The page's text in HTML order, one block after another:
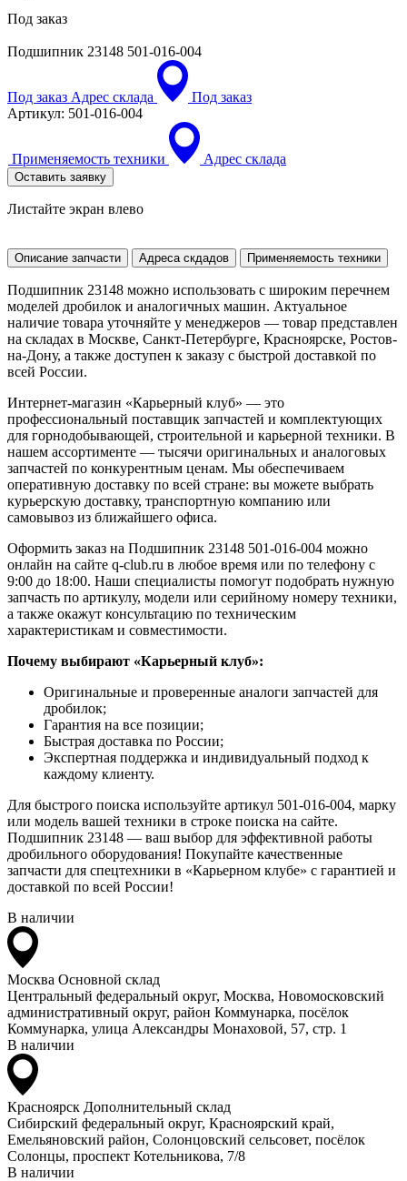
Под заказ
Подшипник 23148 501-016-004
Под заказ Адрес склада
Под заказ
Артикул: 501-016-004
Применяемость техники Адрес склада
Оставить заявку
Листайте экран влево
Описание запчасти Адреса скдадов Применяемость техники
Подшипник 23148 можно использовать с широким перечнем
моделей дробилок и аналогичных машин. Актуальное
наличие товара уточняйте у менеджеров — товар представлен
на складах в Москве, Санкт-Петербурге, Красноярске, Ростов-
на-Дону, а также доступен к заказу с быстрой доставкой по
всей России.
Интернет-магазин «Карьерный клуб» — это
профессиональный поставщик запчастей и комплектующих
для горнодобывающей, строительной и карьерной техники. В
нашем ассортименте — тысячи оригинальных и аналоговых
запчастей по конкурентным ценам. Мы обеспечиваем
оперативную доставку по всей стране: вы можете выбрать
курьерскую доставку, транспортную компанию или
самовывоз из ближайшего офиса.
Оформить заказ на Подшипник 23148 501-016-004 можно
онлайн на сайте q-club.ru в любое время или по телефону с
9:00 до 18:00. Наши специалисты помогут подобрать нужную
запчасть по артикулу, модели или серийному номеру техники,
а также окажут консультацию по техническим
характеристикам и совместимости.
Почему выбирают «Карьерный клуб»:
Оригинальные и проверенные аналоги запчастей для
дробилок;
Гарантия на все позиции;
Быстрая доставка по России;
Экспертная поддержка и индивидуальный подход к
каждому клиенту.
Для быстрого поиска используйте артикул 501-016-004, марку
или модель вашей техники в строке поиска на сайте.
Подшипник 23148 — ваш выбор для эффективной работы
дробильного оборудования! Покупайте качественные
запчасти для спецтехники в «Карьерном клубе» с гарантией и
доставкой по всей России!
В наличии
Москва Основной склад
Центральный федеральный округ, Москва, Новомосковский
административный округ, район Коммунарка, посёлок
Коммунарка, улица Александры Монаховой, 57, стр. 1
В наличии
Красноярск Дополнительный склад
Сибирский федеральный округ, Красноярский край,
Емельяновский район, Солонцовский сельсовет, посёлок
Солонцы, проспект Котельникова, 7/8
В наличии